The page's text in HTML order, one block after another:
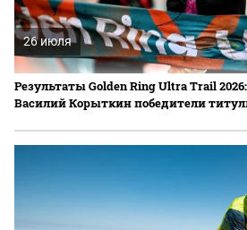
26 июля
Результаты Golden Ring Ultra Trail
Василий Корыткин победители